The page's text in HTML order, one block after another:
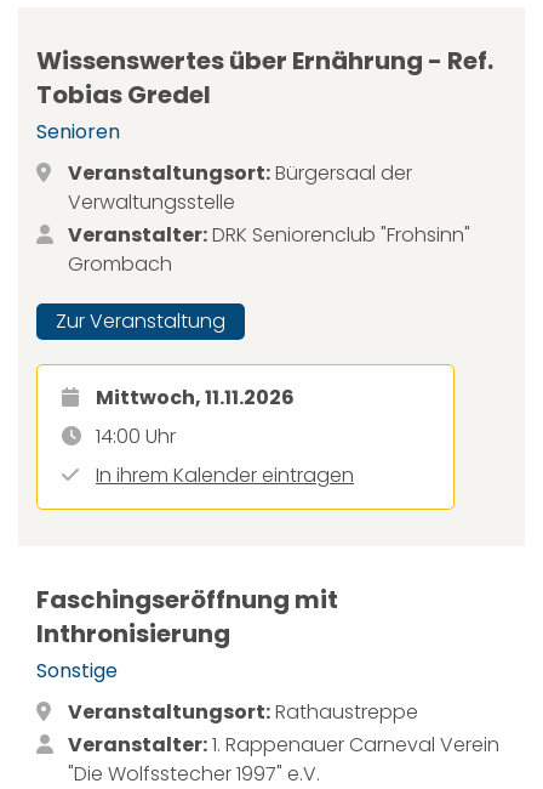
Wissenswertes über Ernährung - Ref.
Tobias Gredel
Senioren
Veranstaltungsort:Bürgersaal der
Verwaltungsstelle
Veranstalter:DRK Seniorenclub "Frohsinn"
Grombach
Zur Veranstaltung
Mittwoch, 11.11.2026
14:00 Uhr
In ihrem Kalender eintragen
Faschingseröffnung mit
Inthronisierung
Sonstige
Veranstaltungsort:Rathaustreppe
Veranstalter:1. Rappenauer Carneval Verein
"Die Wolfsstecher 1997" e.V.